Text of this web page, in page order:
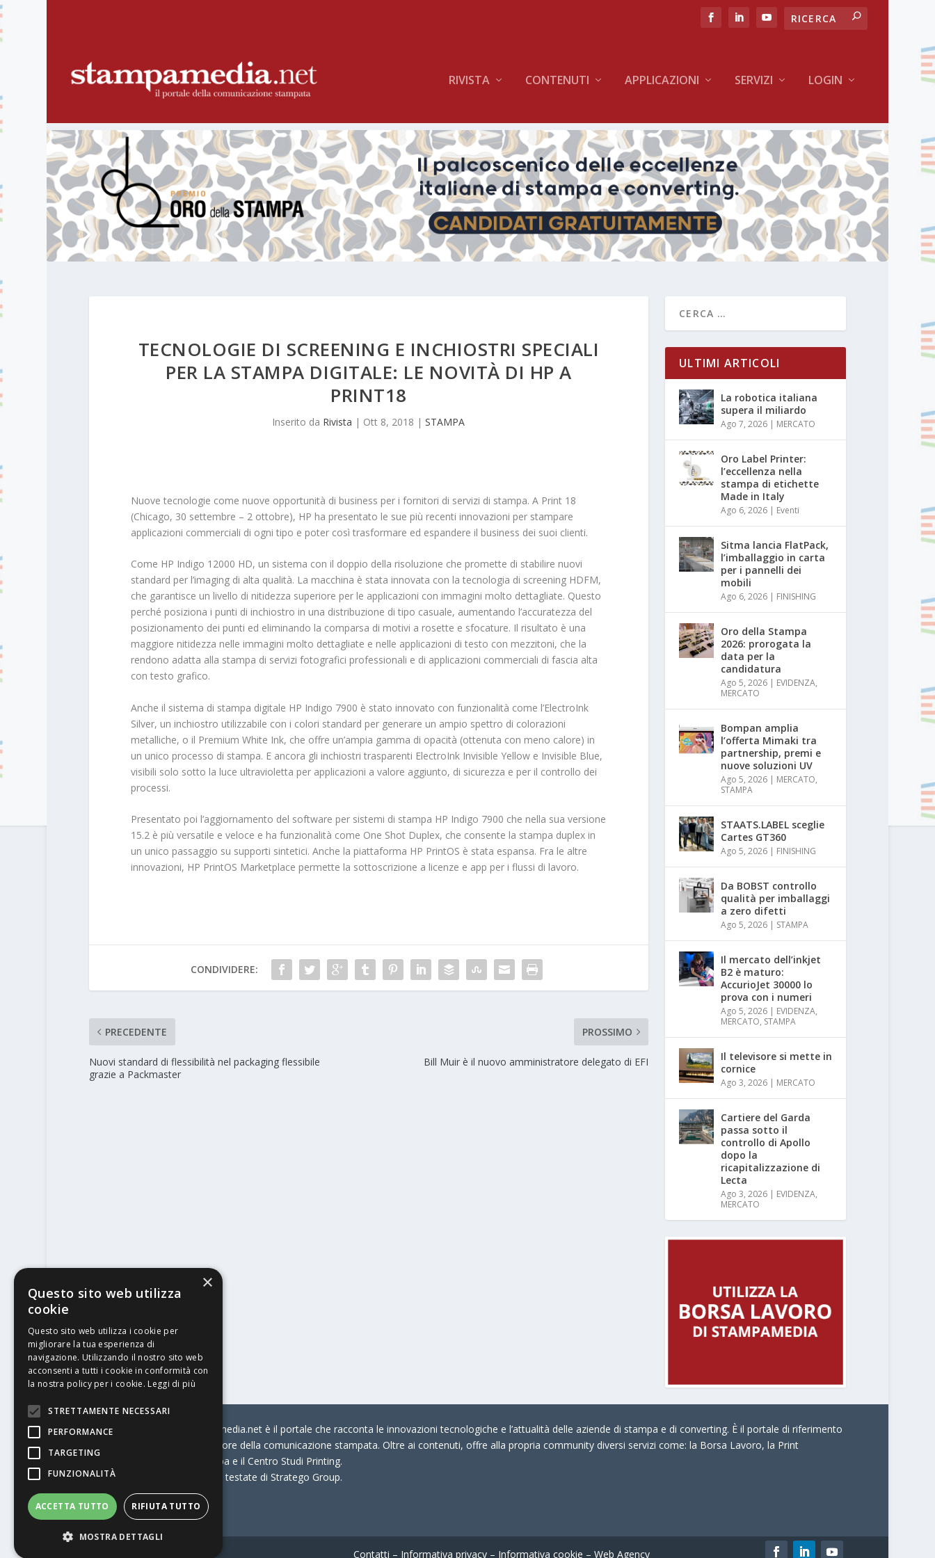
RIVISTA CONTENUTI APPLICAZIONI SERVIZI LOGIN
TECNOLOGIE DI SCREENING E INCHIOSTRI SPECIALI
PER LA STAMPA DIGITALE: LE NOVITÀ DI HP A
PRINT18
Inserito da Rivista | Ott 8, 2018 |STAMPA
Nuove tecnologie come nuove opportunità di business per i fornitori di servizi di stampa. A Print 18
(Chicago, 30 settembre – 2 ottobre), HP ha presentato le sue più recenti innovazioni per stampare
applicazioni commerciali di ogni tipo e poter così trasformare ed espandere il business dei suoi clienti.
Come HP Indigo 12000 HD, un sistema con il doppio della risoluzione che promette di stabilire nuovi
standard per l’imaging di alta qualità. La macchina è stata innovata con la tecnologia di screening HDFM,
che garantisce un livello di nitidezza superiore per le applicazioni con immagini molto dettagliate. Questo
perché posiziona i punti di inchiostro in una distribuzione di tipo casuale, aumentando l’accuratezza del
posizionamento dei punti ed eliminando la comparsa di motivi a rosette e sfocature. Il risultato è una
maggiore nitidezza nelle immagini molto dettagliate e nelle applicazioni di testo con mezzitoni, che la
rendono adatta alla stampa di servizi fotografici professionali e di applicazioni commerciali di fascia alta
con testo grafico.
Anche il sistema di stampa digitale HP Indigo 7900 è stato innovato con funzionalità come l’ElectroInk
Silver, un inchiostro utilizzabile con i colori standard per generare un ampio spettro di colorazioni
metalliche, o il Premium White Ink, che offre un’ampia gamma di opacità (ottenuta con meno calore) in
un unico processo di stampa. E ancora gli inchiostri trasparenti ElectroInk Invisible Yellow e Invisible Blue,
visibili solo sotto la luce ultravioletta per applicazioni a valore aggiunto, di sicurezza e per il controllo dei
processi.
Presentato poi l’aggiornamento del software per sistemi di stampa HP Indigo 7900 che nella sua versione
15.2 è più versatile e veloce e ha funzionalità come One Shot Duplex, che consente la stampa duplex in
un unico passaggio su supporti sintetici. Anche la piattaforma HP PrintOS è stata espansa. Fra le altre
innovazioni, HP PrintOS Marketplace permette la sottoscrizione a licenze e app per i flussi di lavoro.
CONDIVIDERE:
PRECEDENTE
Nuovi standard di flessibilità nel packaging flessibile
grazie a Packmaster
PROSSIMO
Bill Muir è il nuovo amministratore delegato di EFI
ULTIMI ARTICOLI
La robotica italiana
supera il miliardo
Ago 7, 2026 | MERCATO
Oro Label Printer:
l’eccellenza nella
stampa di etichette
Made in Italy
Ago 6, 2026 | Eventi
Sitma lancia FlatPack,
l’imballaggio in carta
per i pannelli dei
mobili
Ago 6, 2026 | FINISHING
Oro della Stampa
2026: prorogata la
data per la
candidatura
Ago 5, 2026 | EVIDENZA,
MERCATO
Bompan amplia
l’offerta Mimaki tra
partnership, premi e
nuove soluzioni UV
Ago 5, 2026 | MERCATO,
STAMPA
STAATS.LABEL sceglie
Cartes GT360
Ago 5, 2026 | FINISHING
Da BOBST controllo
qualità per imballaggi
a zero difetti
Ago 5, 2026 | STAMPA
Il mercato dell’inkjet
B2 è maturo:
AccurioJet 30000 lo
prova con i numeri
Ago 5, 2026 | EVIDENZA,
MERCATO, STAMPA
Il televisore si mette in
cornice
Ago 3, 2026 | MERCATO
Cartiere del Garda
passa sotto il
controllo di Apollo
dopo la
ricapitalizzazione di
Lecta
Ago 3, 2026 | EVIDENZA,
MERCATO
© Stratego Group –
stampamedia.net è il portale che racconta le innovazioni tecnologiche e l’attualità delle aziende di stampa e di converting. È il portale di riferimento
per chi opera in Italia nel settore della comunicazione stampata. Oltre ai contenuti, offre alla propria community diversi servizi come: la Borsa Lavoro, la Print
Connection, i Big della Stampa e il Centro Studi Printing.
Stampamedia.net è una delle testate di Stratego Group.
Partita IVA07921450156
Contatti – Informativa privacy– Informativa cookie – Web Agency
×
Questo sito web utilizza
cookie
Questo sito web utilizza i cookie per
migliorare la tua esperienza di
navigazione. Utilizzando il nostro sito web
acconsenti a tutti i cookie in conformità con
la nostra policy per i cookie. Leggi di più
STRETTAMENTE NECESSARI
PERFORMANCE
TARGETING
FUNZIONALITÀ
ACCETTA TUTTO RIFIUTA TUTTO
MOSTRA DETTAGLI